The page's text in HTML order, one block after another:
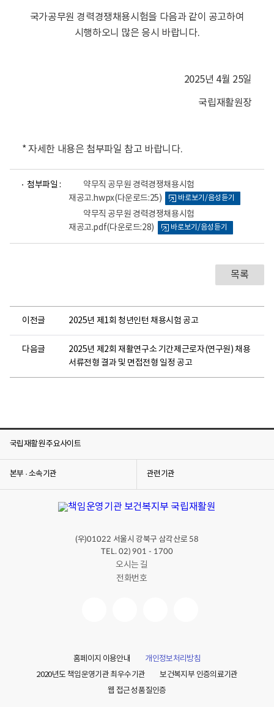
국가공무원 경력경쟁채용시험을 다음과 같이 공고하여
시행하오니 많은 응시 바랍니다.
2025년 4월 25일
국립재활원장
* 자세한 내용은 첨부파일 참고 바랍니다.
첨부파일 :
약무직 공무원 경력경쟁채용시험
재공고.hwpx(다운로드:25) 바로보기/음성듣기
약무직 공무원 경력경쟁채용시험
재공고.pdf(다운로드:28) 바로보기/음성듣기
목록
이전글 2025년 제1회 청년인턴 채용시험 공고
다음글
2025년 제2회 재활연구소 기간제근로자(연구원) 채용
서류전형 결과 및 면접전형 일정 공고
국립재활원 주요사이트
본부 · 소속기관 관련기관
(우)01022 서울시 강북구 삼각산로 58
TEL. 02) 901 - 1700
오시는 길
전화번호
홈페이지 이용안내
개인정보처리방침
2020년도 책임운영기관 최우수기관
보건복지부 인증의료기관
웹 접근성 품질인증